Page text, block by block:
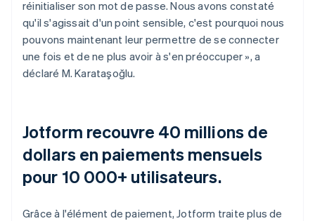
réinitialiser son mot de passe. Nous avons constaté
qu'il s'agissait d'un point sensible, c'est pourquoi nous
pouvons maintenant leur permettre de se connecter
une fois et de ne plus avoir à s'en préoccuper », a
déclaré M. Karataşoğlu.
Jotform recouvre 40 millions de
dollars en paiements mensuels
pour 10 000+ utilisateurs.
Grâce à l'élément de paiement, Jotform traite plus de